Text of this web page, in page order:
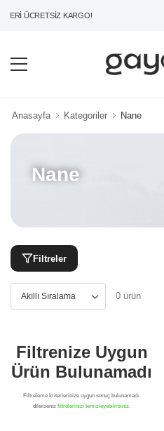
ÜCRETSİZ KARGO!
Anasayfa Kategoriler Nane
Nane
Filtreler
0 ürün